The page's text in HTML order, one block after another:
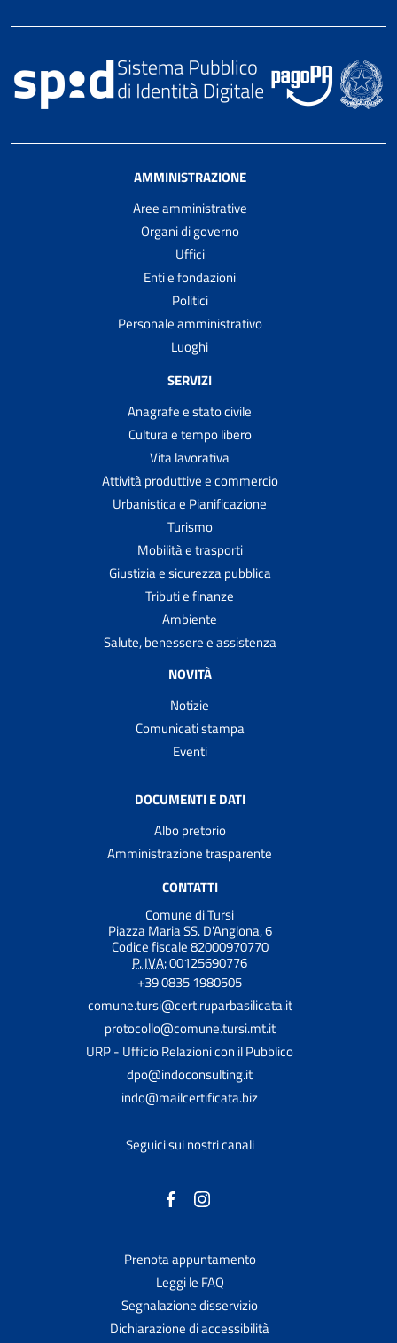
AMMINISTRAZIONE
Aree amministrative
Organi di governo
Uffici
Enti e fondazioni
Politici
Personale amministrativo
Luoghi
SERVIZI
Anagrafe e stato civile
Cultura e tempo libero
Vita lavorativa
Attività produttive e commercio
Urbanistica e Pianificazione
Turismo
Mobilità e trasporti
Giustizia e sicurezza pubblica
Tributi e finanze
Ambiente
Salute, benessere e assistenza
NOVITÀ
Notizie
Comunicati stampa
Eventi
DOCUMENTI E DATI
Albo pretorio
Amministrazione trasparente
CONTATTI
Comune di Tursi
Piazza Maria SS. D'Anglona, 6
Codice fiscale 82000970770
P. IVA:00125690776
+39 0835 1980505
comune.tursi@cert.ruparbasilicata.it
protocollo@comune.tursi.mt.it
URP - Ufficio Relazioni con il Pubblico
dpo@indoconsulting.it
indo@mailcertificata.biz
Seguici sui nostri canali
Prenota appuntamento
Leggi le FAQ
Segnalazione disservizio
Dichiarazione di accessibilità